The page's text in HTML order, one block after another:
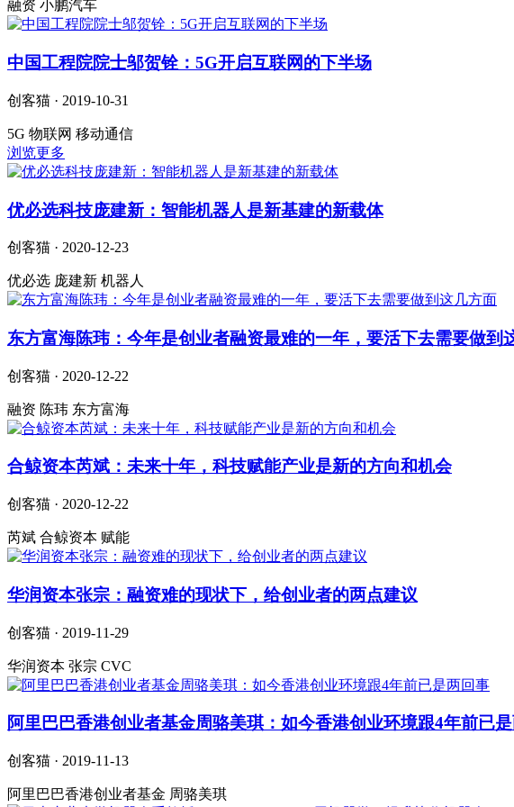
融资 小鹏汽车
中国工程院院士邬贺铨：5G开启互联网的下半场
创客猫 · 2019-10-31
5G 物联网 移动通信
浏览更多
优必选科技庞建新：智能机器人是新基建的新载体
创客猫 · 2020-12-23
优必选 庞建新 机器人
东方富海陈玮：今年是创业者融资最难的一年，要活下去需要做到
创客猫 · 2020-12-22
融资 陈玮 东方富海
合鲸资本芮斌：未来十年，科技赋能产业是新的方向和机会
创客猫 · 2020-12-22
芮斌 合鲸资本 赋能
华润资本张宗：融资难的现状下，给创业者的两点建议
创客猫 · 2019-11-29
华润资本 张宗 CVC
阿里巴巴香港创业者基金周骆美琪：如今香港创业环境跟4年前已
创客猫 · 2019-11-13
阿里巴巴香港创业者基金 周骆美琪